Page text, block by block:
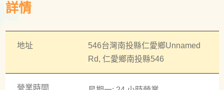
詳情
地址
546台灣南投縣仁愛鄉Unnamed
Rd, 仁愛鄉南投縣546
營業時間